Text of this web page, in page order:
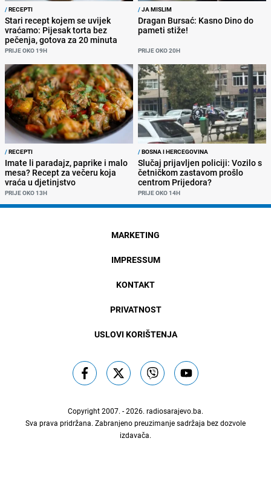
/RECEPTI
Stari recept kojem se uvijek
vraćamo: Pijesak torta bez
pečenja, gotova za 20 minuta
PRIJE OKO 19H
/JA MISLIM
Dragan Bursać: Kasno Dino do
pameti stiže!
PRIJE OKO 20H
/RECEPTI
Imate li paradajz, paprike i malo
mesa? Recept za večeru koja
vraća u djetinjstvo
PRIJE OKO 13H
/BOSNA I HERCEGOVINA
Slučaj prijavljen policiji: Vozilo s
četničkom zastavom prošlo
centrom Prijedora?
PRIJE OKO 14H
MARKETING
IMPRESSUM
KONTAKT
PRIVATNOST
USLOVI KORIŠTENJA
Copyright 2007. - 2026. radiosarajevo.ba.
Sva prava pridržana. Zabranjeno preuzimanje sadržaja bez dozvole
izdavača.